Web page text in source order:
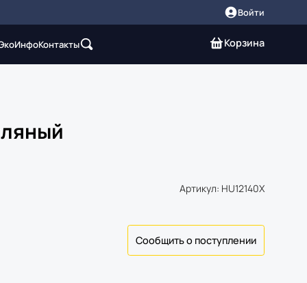
Войти
ИнфоКонтакты Корзина
Артикул: HU12140X